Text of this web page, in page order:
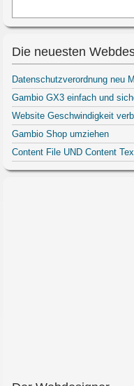
Die neuesten
Datenschutzverordnung neu
Gambio GX3 einfach und
Website Geschwindigkeit
Gambio Shop umziehen
Content File UND Content